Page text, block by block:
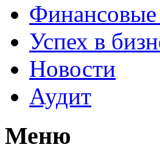
Финансовые
Успех в
Новости
Аудит
Меню